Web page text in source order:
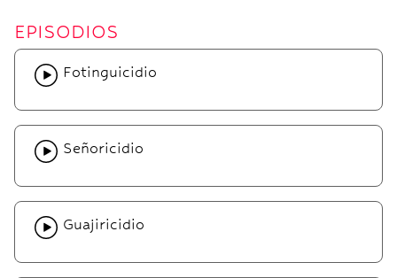
EPISODIOS
Fotinguicidio
Señoricidio
Guajiricidio